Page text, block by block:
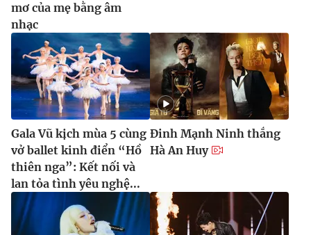
mơ của mẹ bằng âm
nhạc
Gala Vũ kịch mùa 5 cùng
vở ballet kinh điển “Hồ
thiên nga”: Kết nối và
lan tỏa tình yêu nghệ...
Đinh Mạnh Ninh thắng
Hà An Huy